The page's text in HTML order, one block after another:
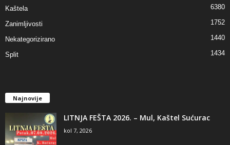
Kaštela 6380
Zanimljivosti 1752
Nekategorizirano 1440
Split 1434
Najnovije
LITNJA FEŠTA 2026. – Mul, Kaštel Sućurac
kol 7, 2026